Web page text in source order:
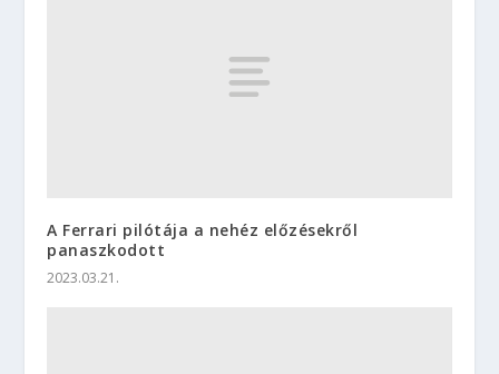
A Ferrari pilótája a nehéz előzésekről
panaszkodott
2023.03.21.